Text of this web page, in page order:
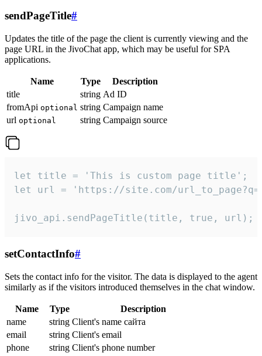
sendPageTitle#
Updates the title of the page the client is currently viewing and the
page URL in the JivoChat app, which may be useful for SPA
applications.
Name Type
Description
title
string Ad ID
fromApi optional string Campaign name
url optional string Campaign source
let title = 'This is custom page title';
let url = 'https://site.com/
jivo_api.sendPageTitle(title, true, url);
setContactInfo#
Sets the contact info for the visitor. The data is displayed to the agent
similarly as if the visitors introduced themselves in the chat window.
Name Type
Description
name
string Client's name сайта
email
string Client's email
phone
string Client's phone number